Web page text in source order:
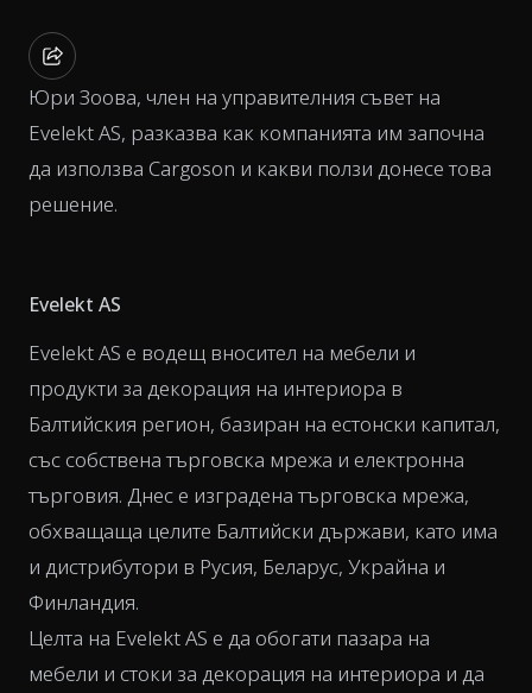
Юри Зоова, член на управителния съвет на
Evelekt AS, разказва как компанията им започна
да използва Cargoson и какви ползи донесе това
решение.
Evelekt AS
Evelekt AS е водещ вносител на мебели и
продукти за декорация на интериора в
Балтийския регион, базиран на естонски капитал,
със собствена търговска мрежа и електронна
търговия. Днес е изградена търговска мрежа,
обхващаща целите Балтийски държави, като има
и дистрибутори в Русия, Беларус, Украйна и
Финландия.
Целта на Evelekt AS е да обогати пазара на
мебели и стоки за декорация на интериора и да